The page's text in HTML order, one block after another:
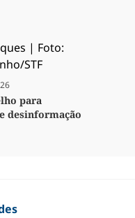
para
desinformação